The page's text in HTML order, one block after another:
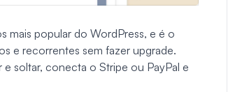
mais popular do WordPress, e é o
e recorrentes sem fazer upgrade.
soltar, conecta o Stripe ou PayPal e